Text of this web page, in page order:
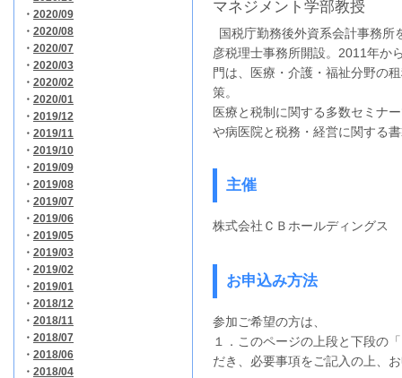
・ 2020/09
・ 2020/08
・ 2020/07
・ 2020/03
・ 2020/02
・ 2020/01
・ 2019/12
・ 2019/11
・ 2019/10
・ 2019/09
・ 2019/08
・ 2019/07
・ 2019/06
・ 2019/05
・ 2019/03
・ 2019/02
・ 2019/01
・ 2018/12
・ 2018/11
・ 2018/07
・ 2018/06
・ 2018/04
マネジメント学部教授
国税庁勤務後外資系会計事務所
彦税理士事務所開設。2011年か
門は、医療・介護・福祉分野の
策。
医療と税制に関する多数セミナ
や病医院と税務・経営に関する
主催
株式会社ＣＢホールディングス
お申込み方法
参加ご希望の方は、
１．このページの上段と下段の
だき、必要事項をご記入の上、